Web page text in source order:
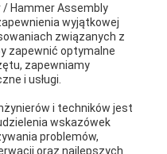
/ Hammer Assembly
wyjątkowej
związanych z
zapewnić optymalne
zapewniamy
i usługi.
i techników jest
wskazówek
problemów,
oraz najlepszych